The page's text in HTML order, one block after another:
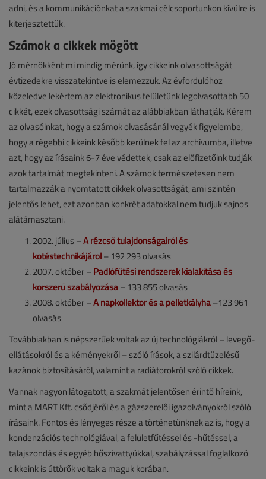
adni, és a kommunikációnkat a szakmai célcsoportunkon kívülre is
kiterjesztettük.
Számok a cikkek mögött
Jó mérnökként mi mindig mérünk, így cikkeink olvasottságát
évtizedekre visszatekintve is elemezzük. Az évfordulóhoz
közeledve lekértem az elektronikus felületünk legolvasottabb 50
cikkét, ezek olvasottsági számát az alábbiakban láthatják. Kérem
az olvasóinkat, hogy a számok olvasásánál vegyék figyelembe,
hogy a régebbi cikkeink később kerülnek fel az archívumba, illetve
azt, hogy az írásaink 6-7 éve védettek, csak az előfizetőink tudják
azok tartalmát megtekinteni. A számok természetesen nem
tartalmazzák a nyomtatott cikkek olvasottságát, ami szintén
jelentős lehet, ezt azonban konkrét adatokkal nem tudjuk sajnos
alátámasztani.
2002. július –A rézcső tulajdonságairól és
kötéstechnikájáról– 192 293 olvasás
2007. október –Padlófűtési rendszerek kialakítása és
korszerű szabályozása– 133 855 olvasás
2008. október –A napkollektor és a pelletkályha–123 961
olvasás
Továbbiakban is népszerűek voltak az új technológiákról – levegő-
ellátásokról és a kéményekről – szóló írások, a szilárdtüzelésű
kazánok biztosításáról, valamint a radiátorokról szóló cikkek.
Vannak nagyon látogatott, a szakmát jelentősen érintő híreink,
mint a MART Kft. csődjéről és a gázszerelői igazolványokról szóló
írásaink. Fontos és lényeges része a történetünknek az is, hogy a
kondenzációs technológiával, a felületfűtéssel és -hűtéssel, a
talajszondás és egyéb hőszivattyúkkal, szabályzással foglalkozó
cikkeink is úttörők voltak a maguk korában.